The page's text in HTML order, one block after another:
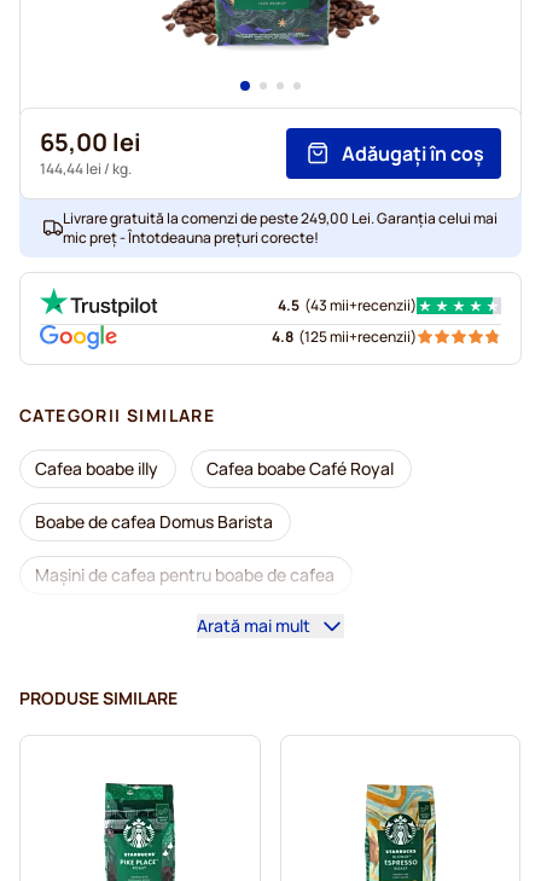
65,00 lei
144,44 lei / kg.
Adăugați în coș
Livrare gratuită la comenzi de peste 249,00 Lei. Garanția celui mai
mic preț - Întotdeauna prețuri corecte!
4.5 (43 mii+recenzii)
4.8 (125 mii+recenzii)
CATEGORII SIMILARE
Cafea boabe illy Cafea boabe Café Royal
Boabe de cafea Domus Barista
Mașini de cafea pentru boabe de cafea
Cafea boabe decafeinizată Cafea boabe L'OR
Cafea boabe Merrild Cafea boabe Garibaldi
Cafea boabe Tonino Lamborghini
Cafea boabe Gimoka Cafea boabe Starbucks®
Arată mai mult
PRODUSE SIMILARE